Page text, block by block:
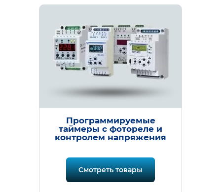
Программируемые
таймеры с фотореле и
контролем напряжения
Смотреть товары